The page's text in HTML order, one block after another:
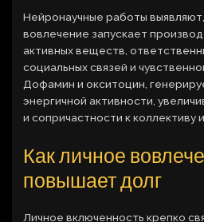
Нейронаучные работы
вовлечение запускает
активных веществ,
социальных связей и
Дофамин и окситоцин,
энергичной активности,
и сопричастности к коллективу
Как личное
повышает долг
Личное включенность крепко